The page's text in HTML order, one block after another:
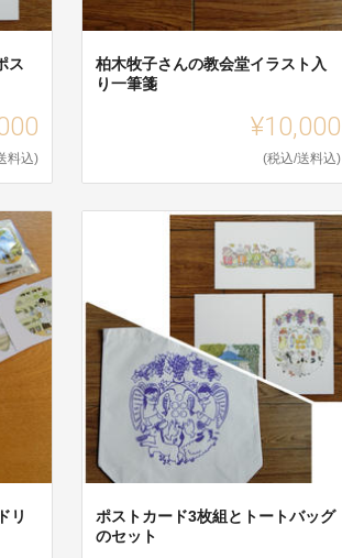
ス
料込)
柏木牧子さんの教会堂イラスト入
り一筆箋
¥10,000
(税込/送料込)
リ
ポストカード3枚組とトートバッグ
のセット